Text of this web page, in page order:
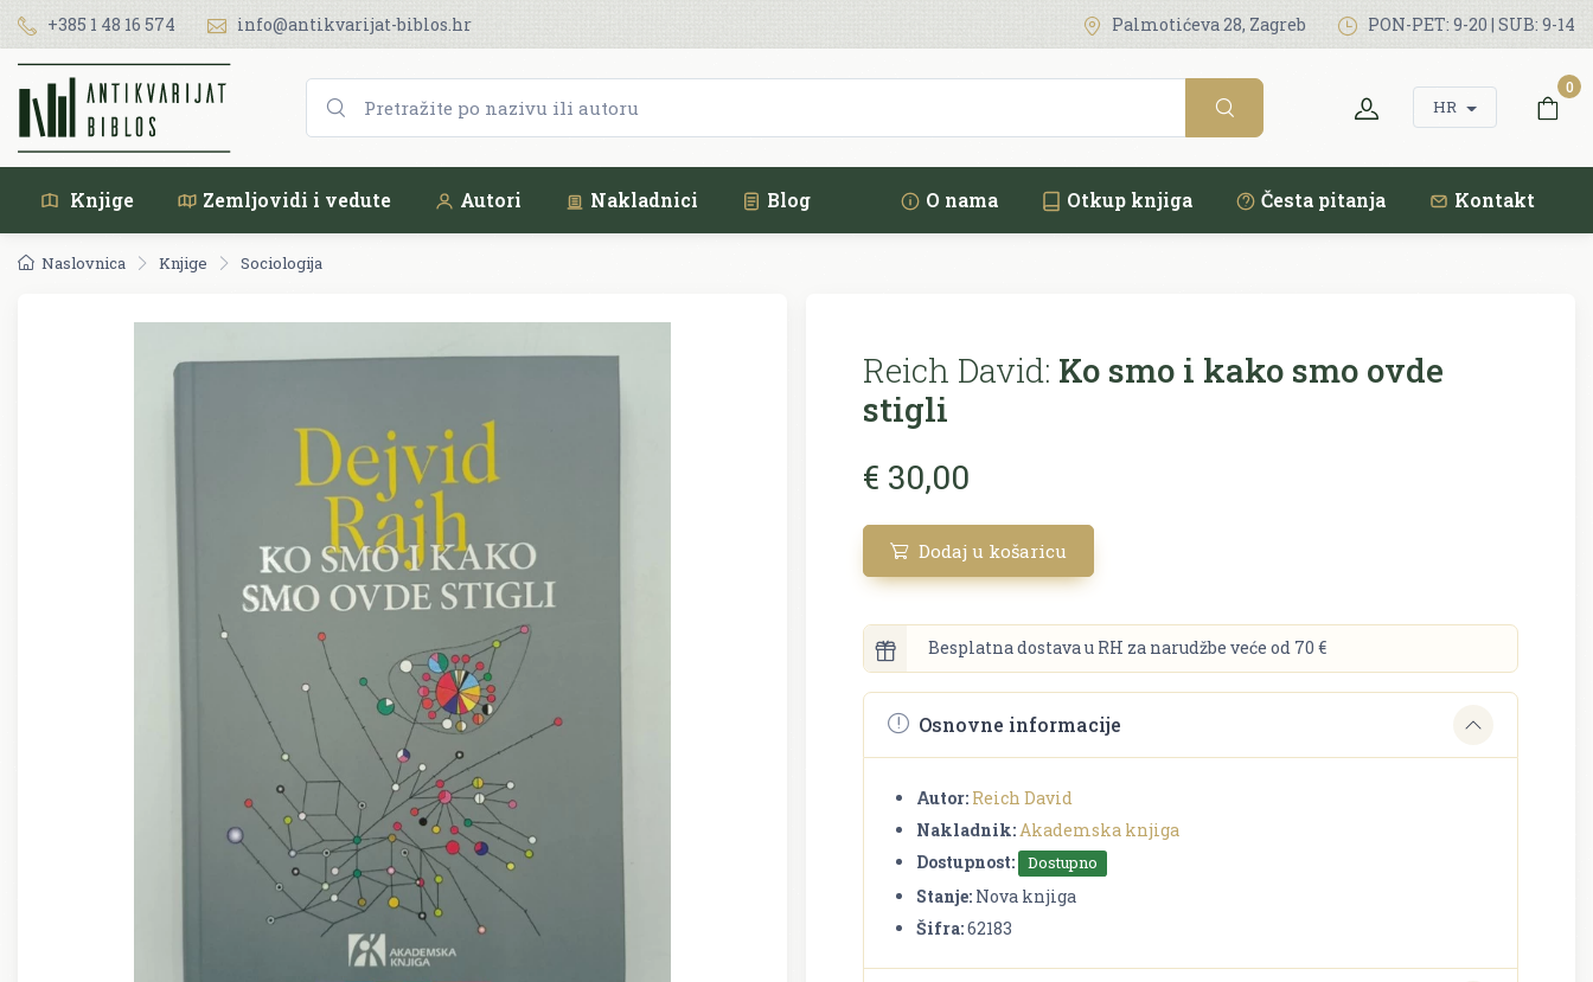
+385 1 48 16 574 info@antikvarijat-biblos.hr Palmotićeva 28, Zagreb PON-PET: 9-20 | SUB: 9-14
HR
0
Knjige Zemljovidi i vedute Autori Nakladnici Blog O nama Otkup knjiga Česta pitanja Kontakt
Naslovnica Knjige Sociologija
Reich David: Ko smo i kako smo ovde
stigli
€ 30,00
Dodaj u košaricu
Besplatna dostava u RH za narudžbe veće od 70 €
Osnovne informacije
Autor: Reich David
Nakladnik: Akademska knjiga
Dostupnost:
Dostupno
Stanje: Nova knjiga
Šifra:62183